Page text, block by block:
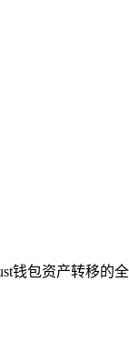
钱包资产转移的